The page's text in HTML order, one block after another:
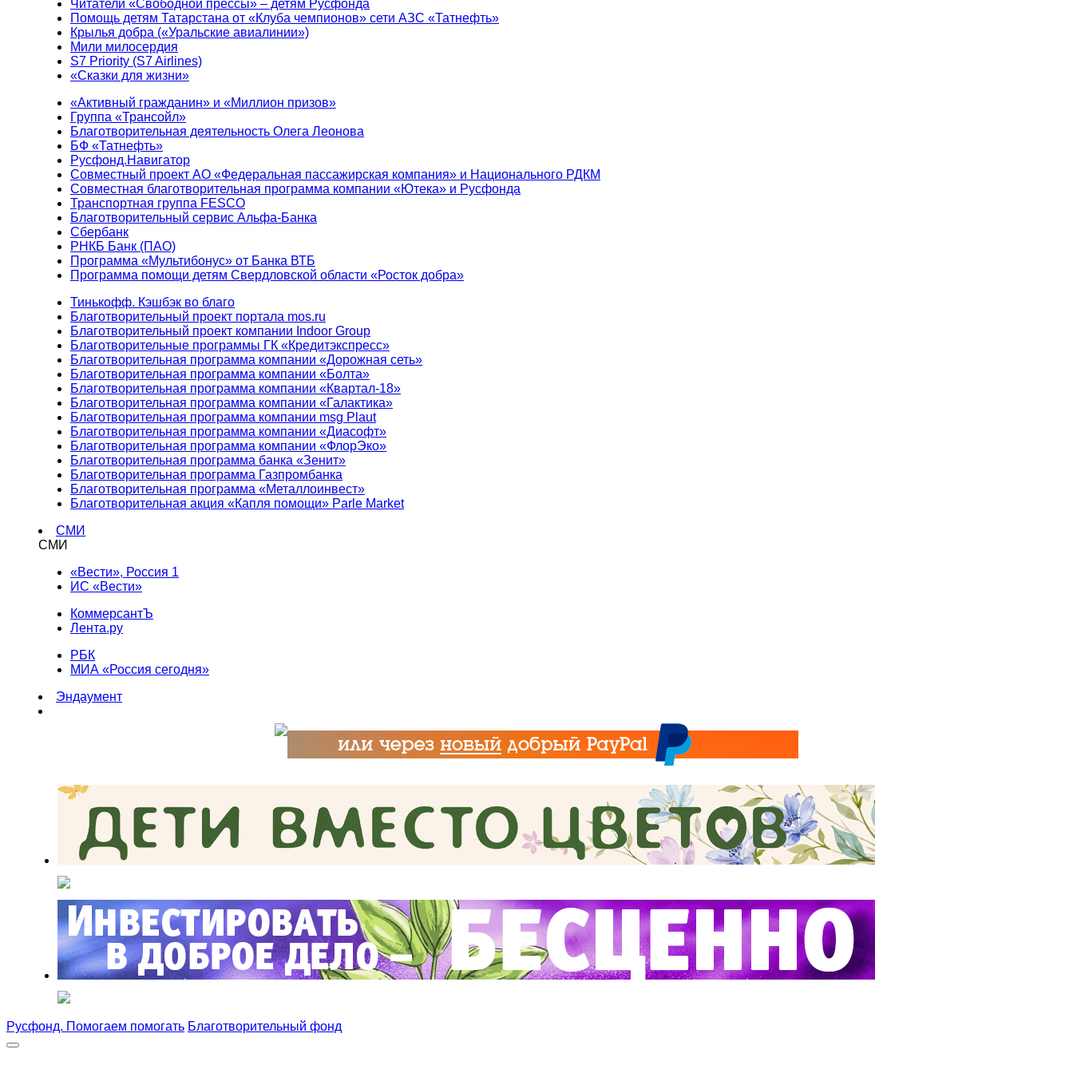
Читатели «Свободной прессы» – детям Русфонда
Помощь детям Татарстана от «Клуба чемпионов» сети АЗС «Татнефть»
Крылья добра («Уральские авиалинии»)
Мили милосердия
S7 Priority (S7 Airlines)
«Сказки для жизни»
«Активный гражданин» и «Миллион призов»
Группа «Трансойл»
Благотворительная деятельность Олега Леонова
БФ «Татнефть»
Русфонд.Навигатор
Совместный проект АО «Федеральная пассажирская компания» и Национального РДКМ
Совместная благотворительная программа компании «Ютека» и Русфонда
Транспортная группа FESCO
Благотворительный сервис Альфа-Банка
Сбербанк
РНКБ Банк (ПАО)
Программа «Мультибонус» от Банка ВТБ
Программа помощи детям Свердловской области «Росток добра»
Тинькофф. Кэшбэк во благо
Благотворительный проект портала mos.ru
Благотворительный проект компании Indoor Group
Благотворительные программы ГК «Кредитэкспресс»
Благотворительная программа компании «Дорожная сеть»
Благотворительная программа компании «Болта»
Благотворительная программа компании «Квартал-18»
Благотворительная программа компании «Галактика»
Благотворительная программа компании msg Plaut
Благотворительная программа компании «Диасофт»
Благотворительная программа компании «ФлорЭко»
Благотворительная программа банка «Зенит»
Благотворительная программа Газпромбанка
Благотворительная программа «Металлоинвест»
Благотворительная акция «Капля помощи» Parle Market
СМИ
СМИ
«Вести», Россия 1
ИС «Вести»
КоммерсантЪ
Лента.ру
РБК
МИА «Россия сегодня»
Эндаумент
Русфонд. Помогаем помогать Благотворительный фонд